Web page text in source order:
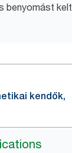
benyomást kelt
kendők,